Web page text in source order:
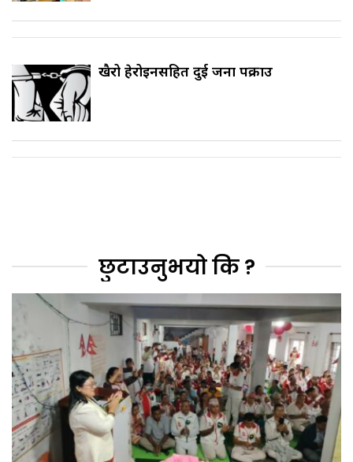
खैरो हेरोइनसहित दुई जना पक्राउ
छुटाउनुभयो कि ?